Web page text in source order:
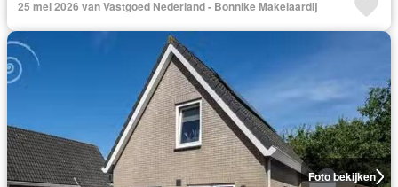
25 mei 2026 van Vastgoed Nederland - Bonnike Makelaardij
Foto bekijken